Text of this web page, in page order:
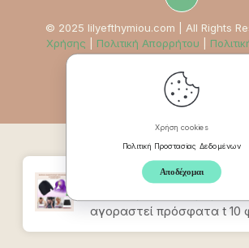
© 2025 lilyefthymiou.com | All Rights
Χρήσης
Πολιτική Απορρήτου
Χρήση cookies
Πολιτική Προστασίας Δεδομένων
Αποδέχομαι
Καπέλο
Πονοκεφάλου &
αγοραστεί πρόσφατα t 10